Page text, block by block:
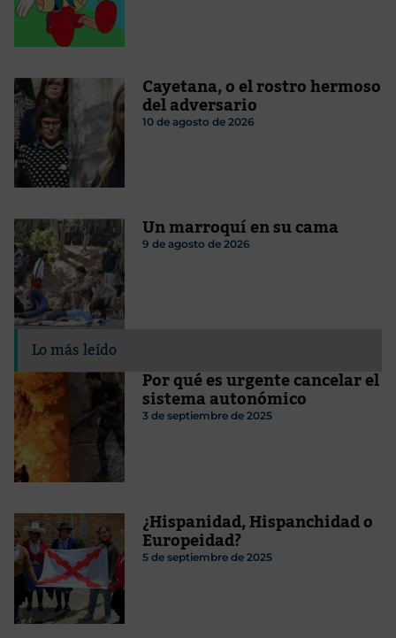
Cayetana, o el rostro hermoso
del adversario
10 de agosto de 2026
Un marroquí en su cama
9 de agosto de 2026
Lo más leído
Por qué es urgente cancelar el
sistema autonómico
3 de septiembre de 2025
¿Hispanidad, Hispanchidad o
Europeidad?
5 de septiembre de 2025